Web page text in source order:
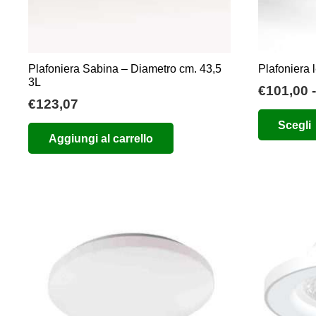
Plafoniera Sabina – Diametro cm. 43,5
3L
€123,07
Aggiungi al carrello
Plafoniera
€101,00 -
Scegli